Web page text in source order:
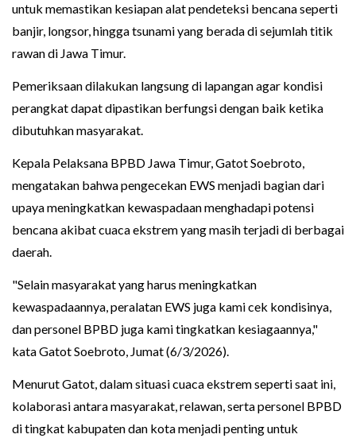
untuk memastikan kesiapan alat pendeteksi bencana seperti
banjir, longsor, hingga tsunami yang berada di sejumlah titik
rawan di Jawa Timur.
Pemeriksaan dilakukan langsung di lapangan agar kondisi
perangkat dapat dipastikan berfungsi dengan baik ketika
dibutuhkan masyarakat.
Kepala Pelaksana BPBD Jawa Timur, Gatot Soebroto,
mengatakan bahwa pengecekan EWS menjadi bagian dari
upaya meningkatkan kewaspadaan menghadapi potensi
bencana akibat cuaca ekstrem yang masih terjadi di berbagai
daerah.
"Selain masyarakat yang harus meningkatkan
kewaspadaannya, peralatan EWS juga kami cek kondisinya,
dan personel BPBD juga kami tingkatkan kesiagaannya,"
kata Gatot Soebroto, Jumat (6/3/2026).
Menurut Gatot, dalam situasi cuaca ekstrem seperti saat ini,
kolaborasi antara masyarakat, relawan, serta personel BPBD
di tingkat kabupaten dan kota menjadi penting untuk